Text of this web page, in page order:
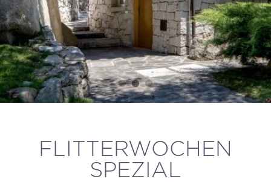
Promocode
FLITTERWOCHEN
SPEZIAL